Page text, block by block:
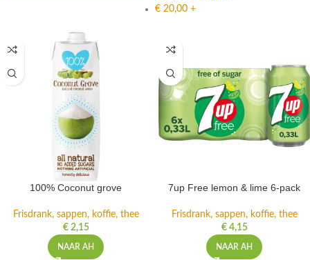
€ 20,00 +
100% Coconut grove
Frisdrank, sappen, koffie, thee
€2,15
NAAR AH
7up Free lemon & lime 6-pack
Frisdrank, sappen, koffie, thee
€4,15
NAAR AH